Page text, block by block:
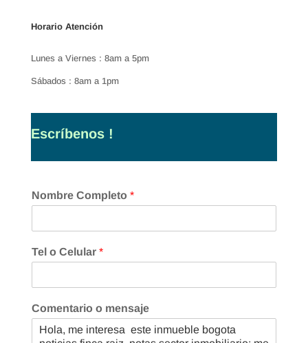
Horario Atención
Lunes a Viernes : 8am a 5pm
Sábados : 8am a 1pm
Escríbenos !
Nombre Completo *
Tel o Celular *
Comentario o mensaje